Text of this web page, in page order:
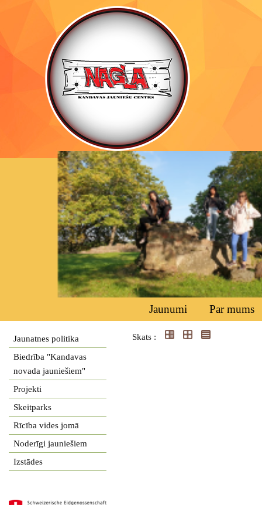
Jaunumi Par mums
Jaunatnes politika
Biedrība "Kandavas
novada jauniešiem"
Projekti
Skeitparks
Rīcība vides jomā
Noderīgi jauniešiem
Izstādes
Skats :